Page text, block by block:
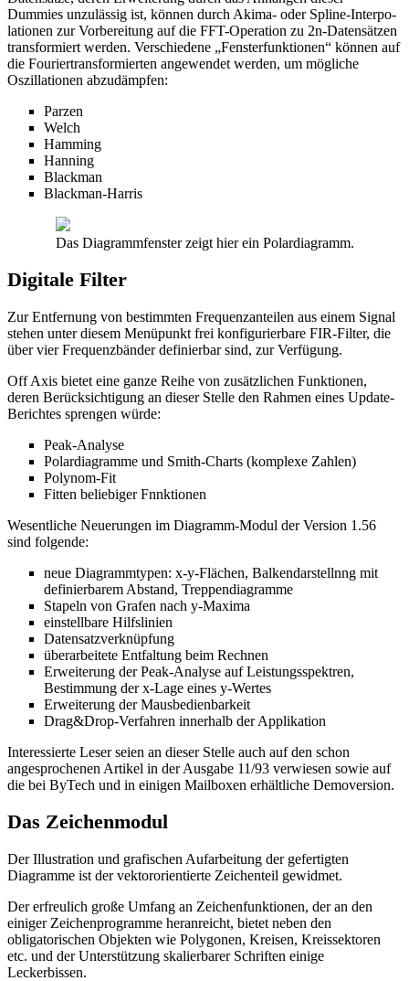
Dummies unzulässig ist, können durch Akima- oder Spline-Interpo-
lationen zur Vorbereitung auf die FFT-Operation zu 2n-Datensätzen
transformiert werden. Verschiedene „Fensterfunktionen“ können auf
die Fouriertransformierten angewendet werden, um mögliche
Oszillationen abzudämpfen:
Parzen
Welch
Hamming
Hanning
Blackman
Blackman-Harris
Das Diagrammfenster zeigt hier ein Polardiagramm.
Digitale Filter
Zur Entfernung von bestimmten Frequenzanteilen aus einem Signal
stehen unter diesem Menüpunkt frei konfigurierbare FIR-Filter, die
über vier Frequenzbänder definierbar sind, zur Verfügung.
Off Axis bietet eine ganze Reihe von zusätzlichen Funktionen,
deren Berücksichtigung an dieser Stelle den Rahmen eines Update-
Berichtes sprengen würde:
Peak-Analyse
Polardiagramme und Smith-Charts (komplexe Zahlen)
Polynom-Fit
Fitten beliebiger Fnnktionen
Wesentliche Neuerungen im Diagramm-Modul der Version 1.56
sind folgende:
neue Diagrammtypen: x-y-Flächen, Balkendarstellnng mit
definierbarem Abstand, Treppendiagramme
Stapeln von Grafen nach y-Maxima
einstellbare Hilfslinien
Datensatzverknüpfung
überarbeitete Entfaltung beim Rechnen
Erweiterung der Peak-Analyse auf Leistungsspektren,
Bestimmung der x-Lage eines y-Wertes
Erweiterung der Mausbedienbarkeit
Drag&Drop-Verfahren innerhalb der Applikation
Interessierte Leser seien an dieser Stelle auch auf den schon
angesprochenen Artikel in der Ausgabe 11/93 verwiesen sowie auf
die bei ByTech und in einigen Mailboxen erhältliche Demoversion.
Das Zeichenmodul
Der Illustration und grafischen Aufarbeitung der gefertigten
Diagramme ist der vektororientierte Zeichenteil gewidmet.
Der erfreulich große Umfang an Zeichenfunktionen, der an den
einiger Zeichenprogramme heranreicht, bietet neben den
obligatorischen Objekten wie Polygonen, Kreisen, Kreissektoren
etc. und der Unterstützung skalierbarer Schriften einige
Leckerbissen.